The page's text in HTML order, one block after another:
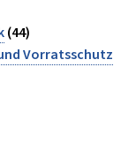
(44)
Vorratsschutz